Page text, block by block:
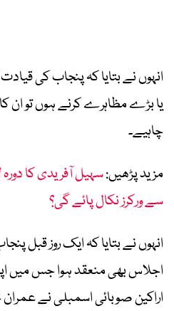
انہوں نے بتایا کہ پنجاب کی
یا بڑے مظاہرے کرنے ہوں تو ان کا
چاہیے۔
مزید پڑھیں:سہیل آفریدی کا دورہ
سے ورکرز نکال پائے گی؟
انہوں نے بتایا کہ ایک روز قبل
اجلاس بھی منعقد ہوا جس میں
اراکین صوبائی اسمبلی نے